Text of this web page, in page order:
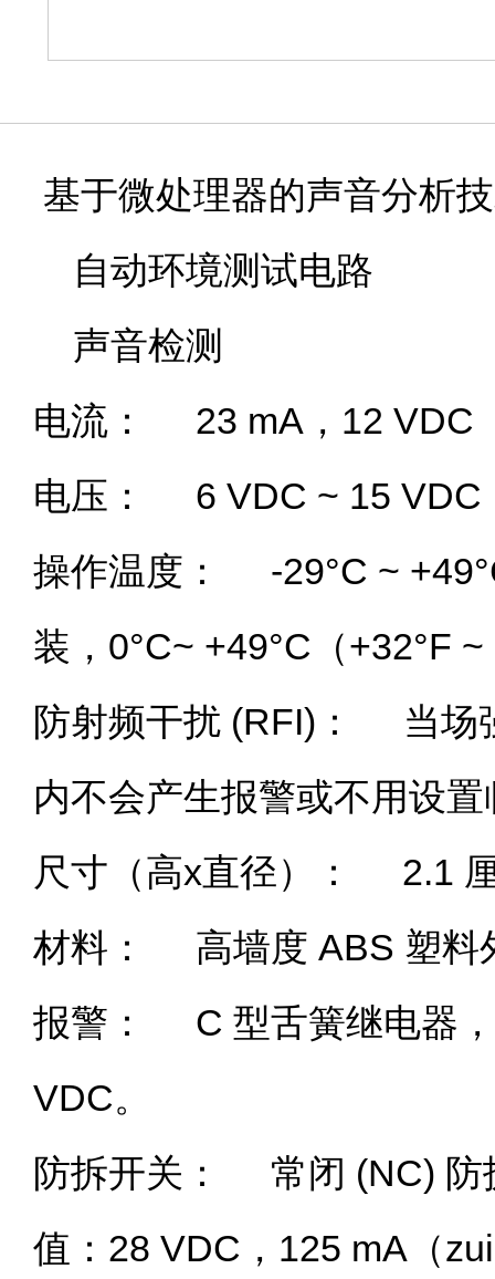
基于微处理器的声音分析
自动环境测试电路
声音检测
电流： 23 mA，12 VDC
电压： 6 VDC ~ 15
操作温度： -29°C ~
装，0°C~ +49°C（+32°F
防射频干扰 (RFI)： 当场
内不会产生报警或不用设
尺寸（高x直径）： 2.1
材料： 高墙度 ABS 塑
报警： C 型舌簧继电器，
VDC。
防拆开关： 常闭 (NC) 防
值：28 VDC，125 mA（